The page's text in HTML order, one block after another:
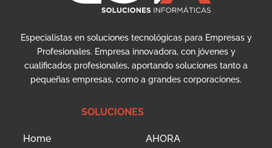
Especialistas en soluciones tecnológicas para Empresas y
Profesionales. Empresa innovadora, con jóvenes y
cualificados profesionales, aportando soluciones tanto a
pequeñas empresas, como a grandes corporaciones.
SOLUCIONES
Home
AHORA